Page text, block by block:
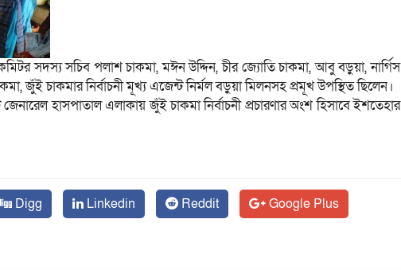
সদস্য সচিব পলাশ চাকমা, মঈন উদ্দিন, চীর জ্যোতি চাকমা, আবু বড়ুয়া, নার্গিস
জুঁই চাকমার নির্বাচনী মূখ্য এজেন্ট নির্মল বড়ুয়া মিলনসহ প্রমূখ উপস্থিত ছিলেন।
হাসপাতাল এলাকায় জুঁই চাকমা নির্বাচনী প্রচারণার অংশ হিসাবে ইশতেহার
Digg Linkedin Reddit
Google Plus